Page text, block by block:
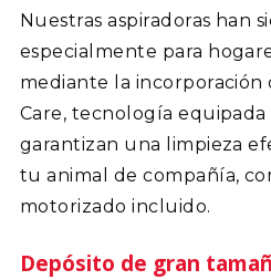
Nuestras aspiradoras han
especialmente para
mediante la incorporación
Care, tecnología equipada
garantizan una limpieza
tu animal de compañía,
motorizado incluido.
Depósito de gran